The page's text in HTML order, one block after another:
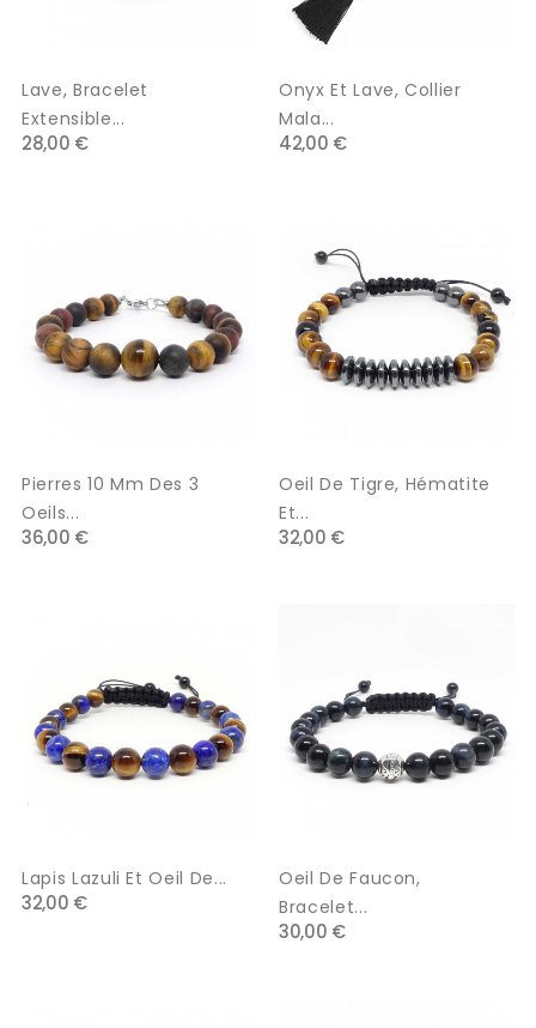
Lave, Bracelet
Extensible...
28,00 €
Onyx Et Lave, Collier
Mala...
42,00 €
Pierres 10 Mm Des 3
Oeils...
36,00 €
Oeil De Tigre, Hématite
Et...
32,00 €
Lapis Lazuli Et Oeil De...
32,00 €
Oeil De Faucon,
Bracelet...
30,00 €